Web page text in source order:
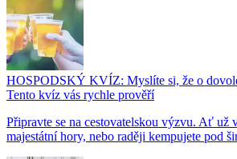
HOSPODSKÝ KVÍZ: Myslíte si, že o
Tento kvíz vás rychle prověří
Připravte se na cestovatelskou výzvu. Ať už
majestátní hory, nebo raději kempujete pod